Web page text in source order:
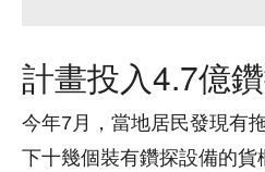
計畫投入4.7億
今年7月，當地居民發現有
下十幾個裝有鑽探設備的貨